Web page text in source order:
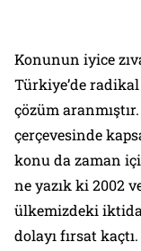
Konunun iyice
Türkiye’de
çözüm
çerçevesinde
konu da zaman
ne yazık ki 2002
ülkemizdeki
dolayı fırsat